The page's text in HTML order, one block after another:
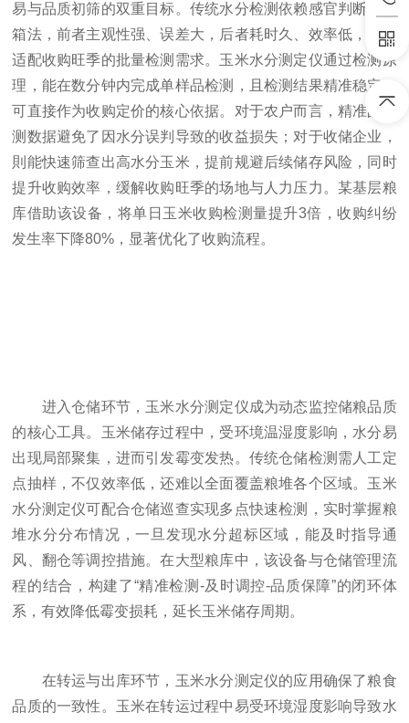
易与品质初筛的双重目标。传统水分检测依赖感官判断或烘
箱法，前者主观性强、误差大，后者耗时久、效率低，难以
适配收购旺季的批量检测需求。玉米水分测定仪通过检测原
理，能在数分钟内完成单样品检测，且检测结果精准稳定，
可直接作为收购定价的核心依据。对于农户而言，精准的检
测数据避免了因水分误判导致的收益损失；对于收储企业，
則能快速筛查出高水分玉米，提前规避后续储存风险，同时
提升收购效率，缓解收购旺季的场地与人力压力。某基层粮
库借助该设备，将单日玉米收购检测量提升3倍，收购纠纷
发生率下降80%，显著优化了收购流程。
进入仓储环节，玉米水分测定仪成为动态监控储粮品质
的核心工具。玉米储存过程中，受环境温湿度影响，水分易
出现局部聚集，进而引发霉变发热。传统仓储检测需人工定
点抽样，不仅效率低，还难以全面覆盖粮堆各个区域。玉米
水分测定仪可配合仓储巡查实现多点快速检测，实时掌握粮
堆水分分布情况，一旦发现水分超标区域，能及时指导通
风、翻仓等调控措施。在大型粮库中，该设备与仓储管理流
程的结合，构建了“精准检测-及时调控-品质保障”的闭环体
系，有效降低霉变损耗，延长玉米储存周期。
在转运与出库环节，玉米水分测定仪的应用确保了粮食
品质的一致性。玉米在转运过程中易受环境湿度影响导致水